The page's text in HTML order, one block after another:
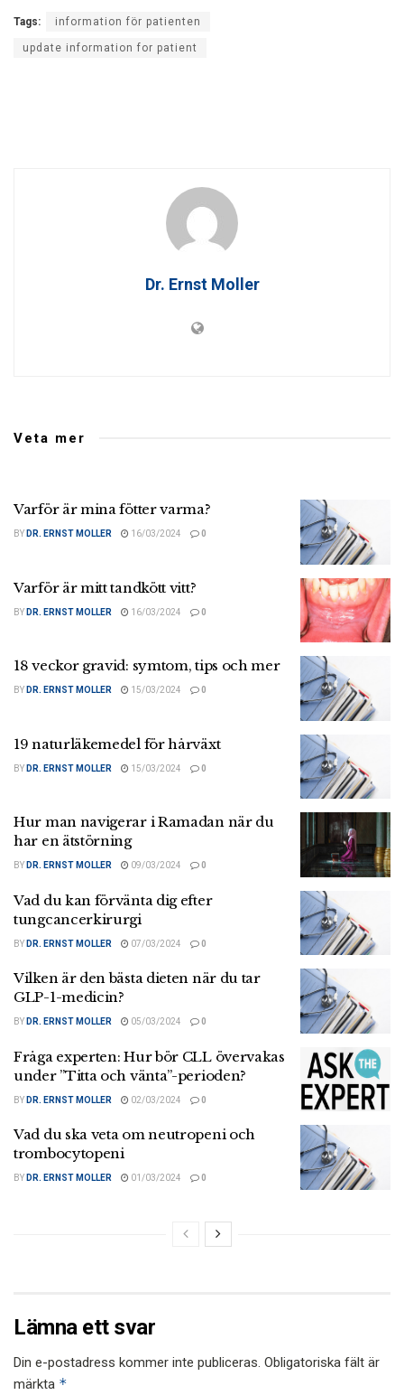
Tags: information för patienten
update information for patient
Dr. Ernst Moller
Veta mer
Varför är mina fötter varma?
BY DR. ERNST MOLLER 16/03/2024 0
Varför är mitt tandkött vitt?
BY DR. ERNST MOLLER 16/03/2024 0
18 veckor gravid: symtom, tips och mer
BY DR. ERNST MOLLER 15/03/2024 0
19 naturläkemedel för hårväxt
BY DR. ERNST MOLLER 15/03/2024 0
Hur man navigerar i Ramadan när du
har en ätstörning
BY DR. ERNST MOLLER 09/03/2024 0
Vad du kan förvänta dig efter
tungcancerkirurgi
BY DR. ERNST MOLLER 07/03/2024 0
Vilken är den bästa dieten när du tar
GLP-1-medicin?
BY DR. ERNST MOLLER 05/03/2024 0
Fråga experten: Hur bör CLL övervakas
under ”Titta och vänta”-perioden?
BY DR. ERNST MOLLER 02/03/2024 0
Vad du ska veta om neutropeni och
trombocytopeni
BY DR. ERNST MOLLER 01/03/2024 0
Lämna ett svar
Din e-postadress kommer inte publiceras. Obligatoriska fält är
märkta *